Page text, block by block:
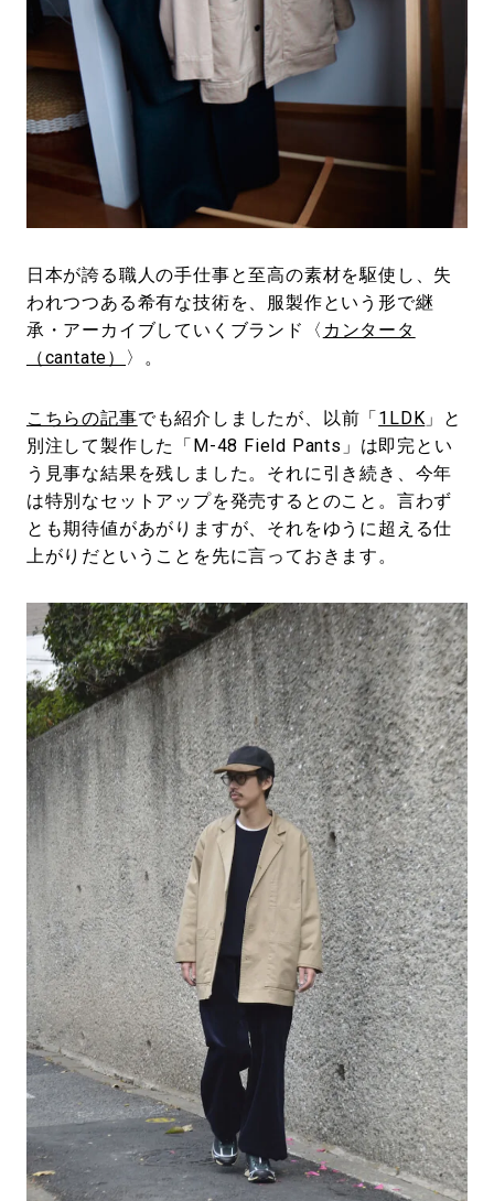
日本が誇る職人の手仕事と至高の素材を駆使し、失
われつつある希有な技術を、服製作という形で継
承・アーカイブしていくブランド〈 カンタータ
（cantate）
〉。
こちらの記事でも紹介しましたが、以前「1LDK 」と
別注して製作した「M-48 Field Pants」は即完とい
う見事な結果を残しました。それに引き続き、今年
は特別なセットアップを発売するとのこと。言わず
とも期待値があがりますが、それをゆうに超える仕
上がりだということを先に言っておきます。